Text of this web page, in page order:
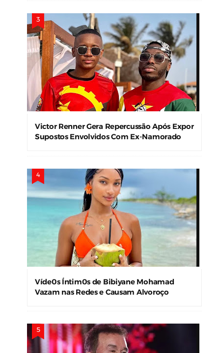
Victor Renner Gera Repercussão Após Expor
Supostos Envolvidos Com Ex-Namorado
Víde0s Íntim0s de Bibiyane Mohamad
Vazam nas Redes e Causam Alvoroço